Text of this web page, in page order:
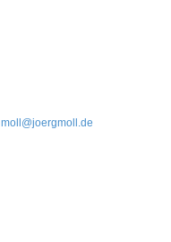
moll@joergmoll.de